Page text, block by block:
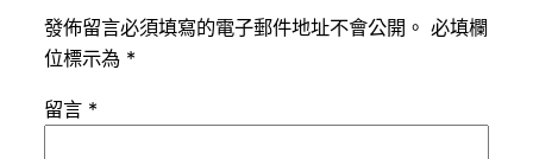
發佈留言必須填寫的電子郵件地址不會公開。 必填欄
位標示為 *
留言 *